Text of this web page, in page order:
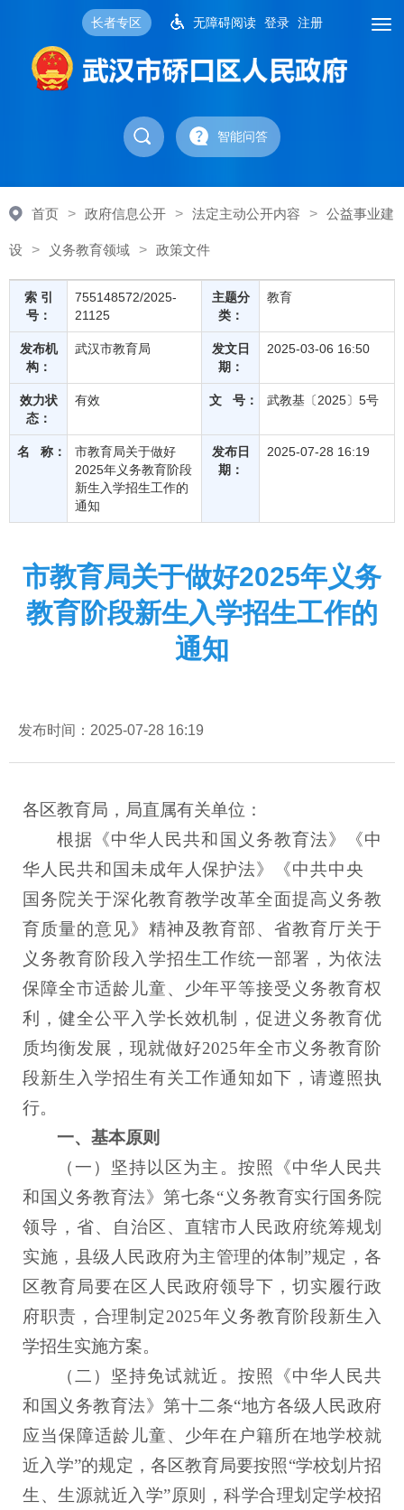
长者专区 无障碍阅读 登录 注册
智能问答
首页 > 政府信息公开 > 法定主动公开内容 > 公益事业建
设 > 义务教育领域 > 政策文件
索 引
号：
755148572/2025-
21125
主题分
类：
教育
发布机
构：
武汉市教育局
发文日
期：
2025-03-06 16:50
效力状
态：
有效 文 号： 武教基〔2025〕5号
名 称：
市教育局关于做好
2025年义务教育阶段
新生入学招生工作的
通知
发布日
期：
2025-07-28 16:19
市教育局关于做好2025年义务
教育阶段新生入学招生工作的
通知
发布时间：2025-07-28 16:19
各区教育局，局直属有关单位：
根据《中华人民共和国义务教育法》《中
华人民共和国未成年人保护法》《中共中央
国务院关于深化教育教学改革全面提高义务教
育质量的意见》精神及教育部、省教育厅关于
义务教育阶段入学招生工作统一部署，为依法
保障全市适龄儿童、少年平等接受义务教育权
利，健全公平入学长效机制，促进义务教育优
质均衡发展，现就做好2025年全市义务教育阶
段新生入学招生有关工作通知如下，请遵照执
行。
一、基本原则
（一）坚持以区为主。 按照《中华人民共
和国义务教育法》第七条“义务教育实行国务院
领导，省、自治区、直辖市人民政府统筹规划
实施，县级人民政府为主管理的体制”规定，各
区教育局要在区人民政府领导下，切实履行政
府职责，合理制定2025年义务教育阶段新生入
学招生实施方案。
（二）坚持免试就近。 按照《中华人民共
和国义务教育法》第十二条“地方各级人民政府
应当保障适龄儿童、少年在户籍所在地学校就
近入学”的规定，各区教育局要按照“学校划片招
生、生源就近入学”原则，科学合理划定学校招